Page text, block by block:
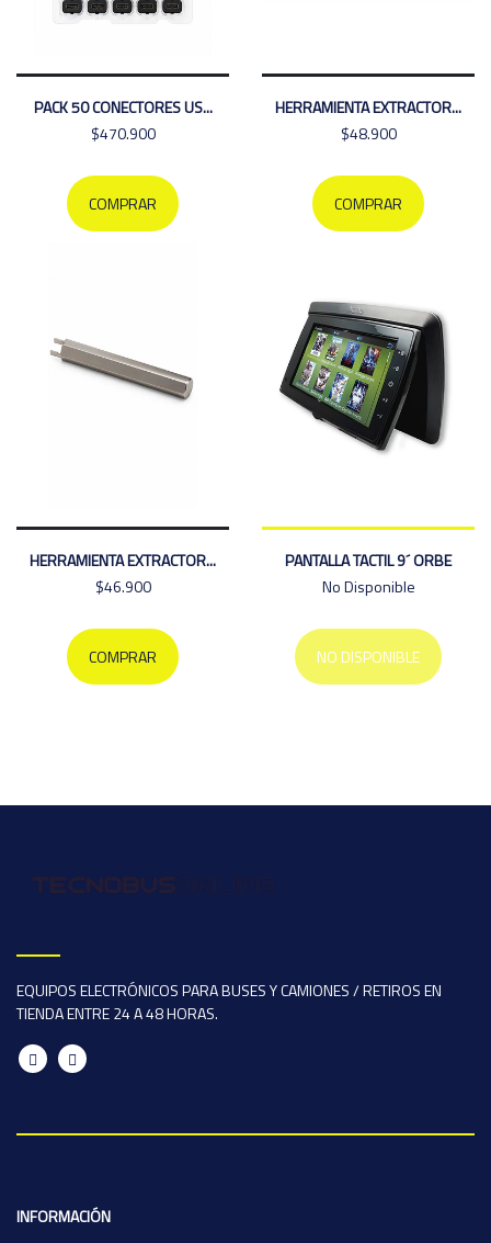
PACK 50 CONECTORES US...
$470.900
COMPRAR
HERRAMIENTA EXTRACTOR...
$48.900
COMPRAR
HERRAMIENTA EXTRACTOR...
$46.900
COMPRAR
PANTALLA TACTIL 9´ ORBE
No Disponible
NO DISPONIBLE
EQUIPOS ELECTRÓNICOS PARA BUSES Y CAMIONES / RETIROS EN
TIENDA ENTRE 24 A 48 HORAS.
INFORMACIÓN